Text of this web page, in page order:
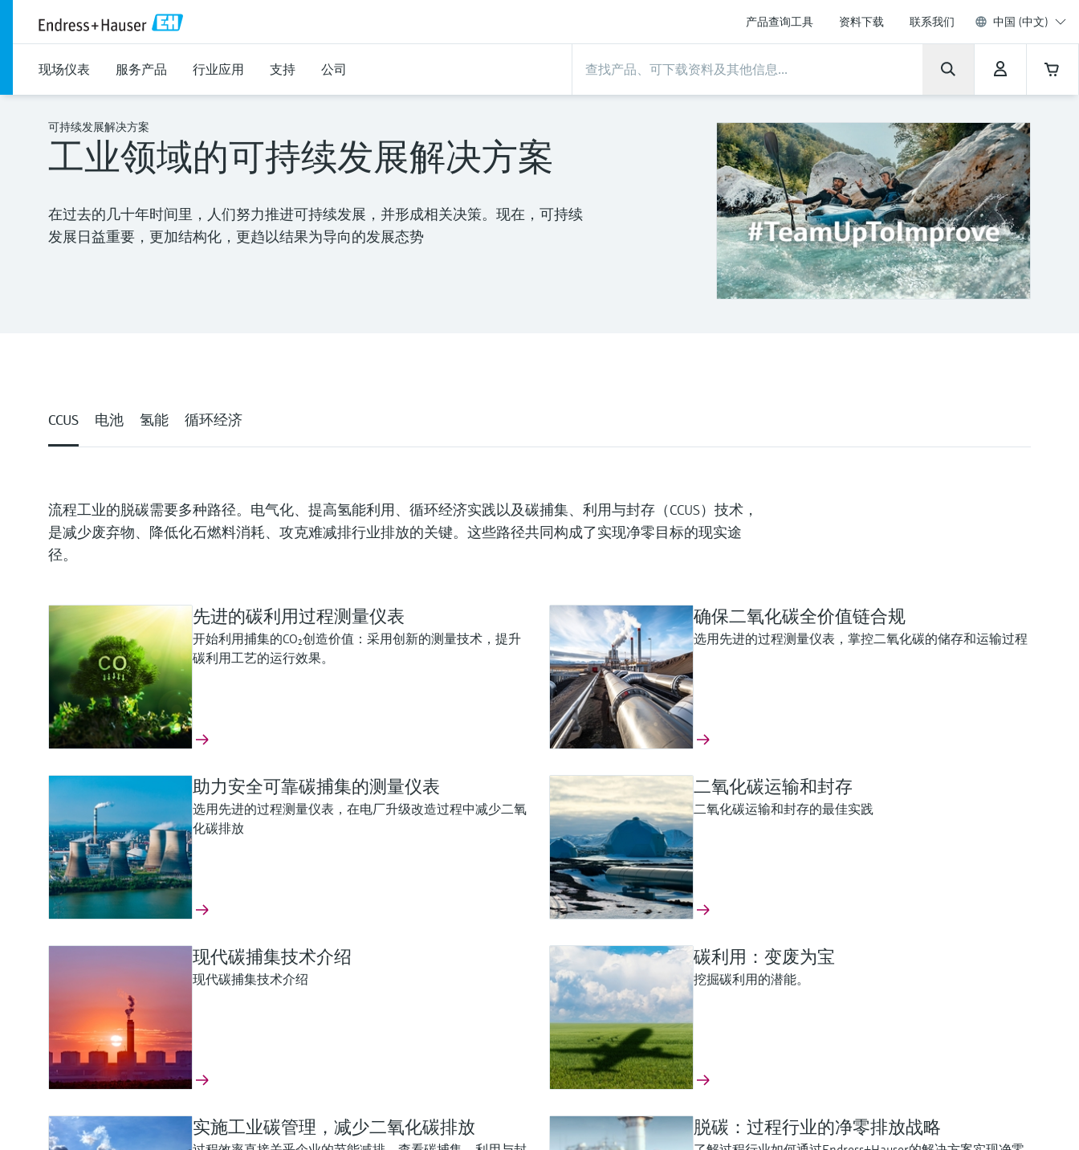
产品查询工具 资料下载 联系我们 中国 (中文)
现场仪表 服务产品 行业应用 支持 公司
可持续发展解决方案
工业领域的可持续发展解决方案
在过去的几十年时间里，人们努力推进可持续发展，并形成相关决策。现在，可持续
发展日益重要，更加结构化，更趋以结果为导向的发展态势
CCUS 电池 氢能 循环经济
流程工业的脱碳需要多种路径。电气化、提高氢能利用、循环经济实践以及碳捕集、利用与封存（CCUS）技术，
是减少废弃物、降低化石燃料消耗、攻克难减排行业排放的关键。这些路径共同构成了实现净零目标的现实途
径。
先进的碳利用过程测量仪表
开始利用捕集的CO₂创造价值：采用创新的测量技术，提升
碳利用工艺的运行效果。
确保二氧化碳全价值链合规
选用先进的过程测量仪表，掌控二氧化碳的储存和运输过程
助力安全可靠碳捕集的测量仪表
选用先进的过程测量仪表，在电厂升级改造过程中减少二氧
化碳排放
二氧化碳运输和封存
二氧化碳运输和封存的最佳实践
现代碳捕集技术介绍
现代碳捕集技术介绍
碳利用：变废为宝
挖掘碳利用的潜能。
实施工业碳管理，减少二氧化碳排放 脱碳：过程行业的净零排放战略